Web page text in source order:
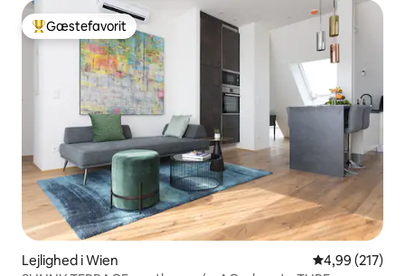
Bedste gæstefavorit
Gæstefavorit
Lejlighed i Wien 4,99 ud af 5 i
4,99 (217)